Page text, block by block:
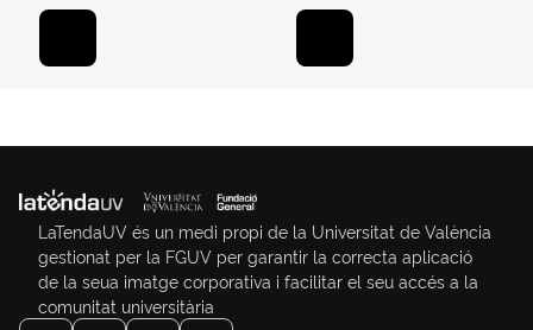
21CM MAR
LaTendaUV és un medi propi de la Universitat de València
gestionat per la FGUV per garantir la correcta aplicació
de la seua imatge corporativa i facilitar el seu accés a la
comunitat universitària